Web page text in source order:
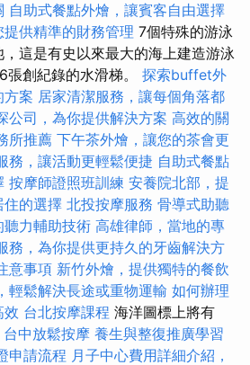
自助式餐點外燴，讓賓客自由選擇
供精準的財務管理 7個特殊的游泳
這是有史以來最大的海上建造游泳
創紀錄的水滑梯。 探索buffet外
方案 居家清潔服務，讓每個角落都
公司，為你提供解決方案 高效的關
所推薦 下午茶外燴，讓您的茶會更
務，讓活動更輕鬆便捷 自助式餐點
按摩師證照班訓練 安養院北部，提
住的選擇 北投按摩服務 骨導式助聽
力輔助技術 高雄律師，當地的專
務，為你提供更持久的牙齒解決方
意事項 新竹外燴，提供獨特的餐飲
輕鬆解決長途或重物運輸 如何辦理
效 台北按摩課程 海洋圖標上將有
台中放鬆按摩 養生與整復推廣學習
申請流程 月子中心費用詳細介紹，